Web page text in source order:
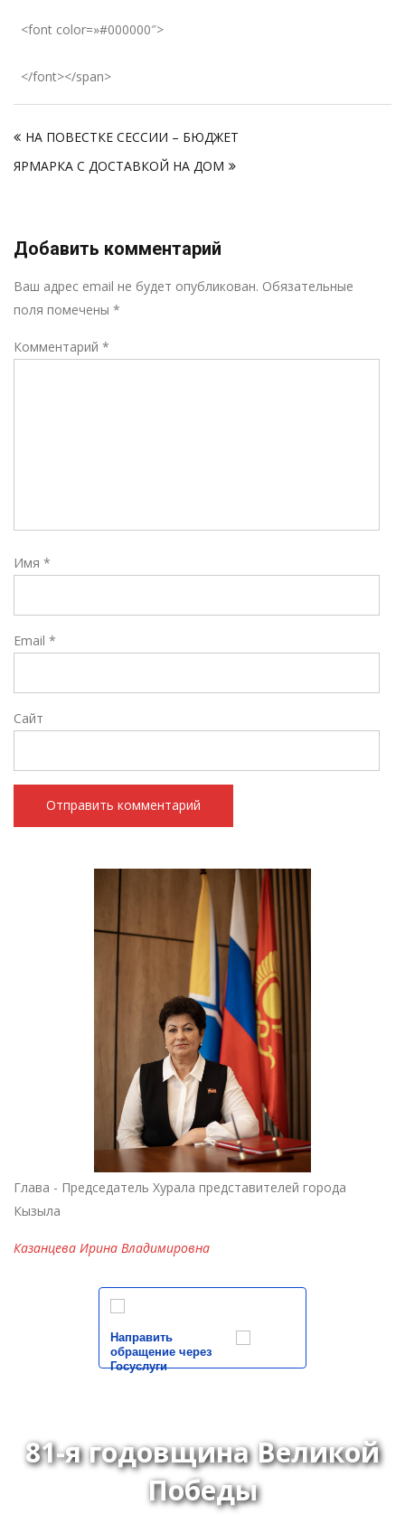
<font color=»#000000″>
</font></span>
по
записям
НА ПОВЕСТКЕ СЕССИИ – БЮДЖЕТ
ЯРМАРКА С ДОСТАВКОЙ НА ДОМ
Добавить комментарий
Ваш адрес email не будет опубликован. Обязательные
поля помечены *
Комментарий *
Имя *
Email *
Сайт
Глава - Председатель Хурала представителей города
Кызыла
Казанцева Ирина Владимировна
Направить
обращение через
Госуслуги
81-я годовщина Великой
Победы